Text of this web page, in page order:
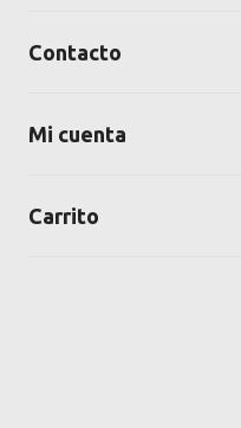
Contacto
Mi cuenta
Carrito